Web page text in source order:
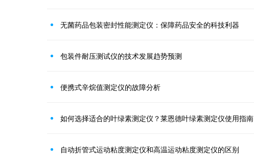
无菌药品包装密封性能测定仪：保障药品安全的科技利器
包装件耐压测试仪的技术发展趋势预测
便携式辛烷值测定仪的故障分析
如何选择适合的叶绿素测定仪？莱恩德叶绿素测定仪使用指南
自动折管式运动粘度测定仪和高温运动粘度测定仪的区别